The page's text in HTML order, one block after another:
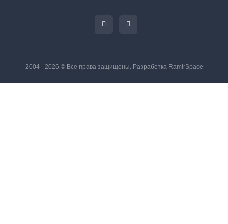
2004 - 2026 © Все права защищены. Разработка RamirSpace